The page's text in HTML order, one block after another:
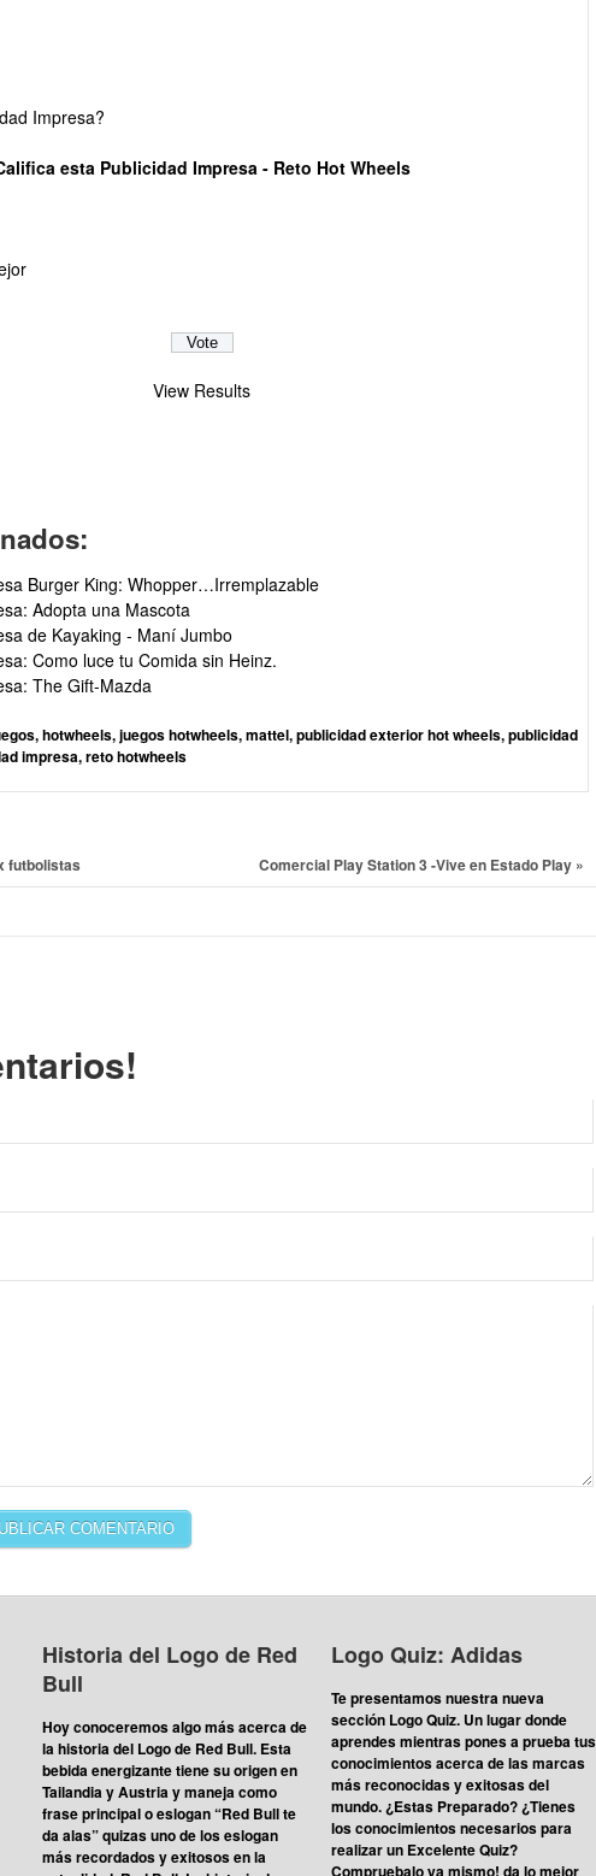
Impresa?
esta Publicidad Impresa - Reto Hot Wheels
View Results
Burger King: Whopper…Irremplazable
Adopta una Mascota
de Kayaking - Maní Jumbo
Como luce tu Comida sin Heinz.
The Gift-Mazda
,hotwheels,juegos hotwheels,mattel,publicidad exterior hot wheels,publicidad
impresa,reto hotwheels
futbolistas Comercial Play Station 3 -Vive en Estado Play »
Historia del Logo de Red
Bull
Hoy conoceremos algo más acerca de
la historia del Logo de Red Bull. Esta
bebida energizante tiene su origen en
Tailandia y Austria y maneja como
frase principal o eslogan “Red Bull te
da alas” quizas uno de los eslogan
más recordados y exitosos en la
Logo Quiz: Adidas
Te presentamos nuestra nueva
sección Logo Quiz. Un lugar donde
aprendes mientras pones a prueba tus
conocimientos acerca de las marcas
más reconocidas y exitosas del
mundo. ¿Estas Preparado? ¿Tienes
los conocimientos necesarios para
realizar un Excelente Quiz?
Compruebalo ya mismo! da lo mejor